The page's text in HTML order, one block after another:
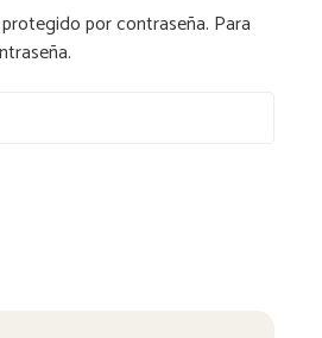
por contraseña. Para